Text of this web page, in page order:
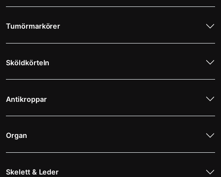
Tumörmarkörer
Sköldkörteln
Antikroppar
Organ
Skelett & Leder